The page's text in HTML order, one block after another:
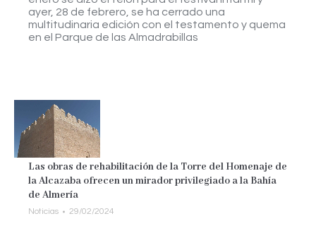
ayer, 28 de febrero, se ha cerrado una
multitudinaria edición con el testamento y quema
en el Parque de las Almadrabillas
Las obras de rehabilitación de la Torre del Homenaje de
la Alcazaba ofrecen un mirador privilegiado a la Bahía
de Almería
Noticias 29/02/2024